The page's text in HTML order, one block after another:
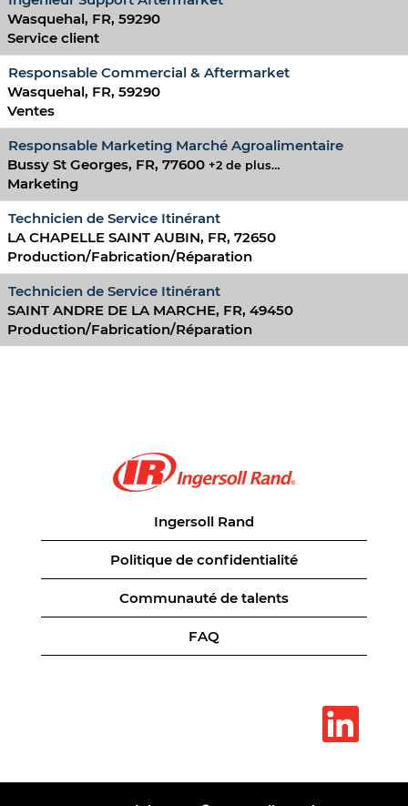
Wasquehal, FR, 59290
Service client
Responsable Commercial & Aftermarket
Wasquehal, FR, 59290
Ventes
Responsable Marketing Marché Agroalimentaire
Bussy St Georges, FR, 77600 +2 de plus…
Marketing
Technicien de Service Itinérant
LA CHAPELLE SAINT AUBIN, FR, 72650
Production/Fabrication/Réparation
Technicien de Service Itinérant
SAINT ANDRE DE LA MARCHE, FR, 49450
Production/Fabrication/Réparation
Ingersoll Rand
Politique de confidentialité
Communauté de talents
FAQ
S